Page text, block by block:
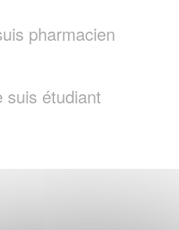
pharmacien
suis étudiant